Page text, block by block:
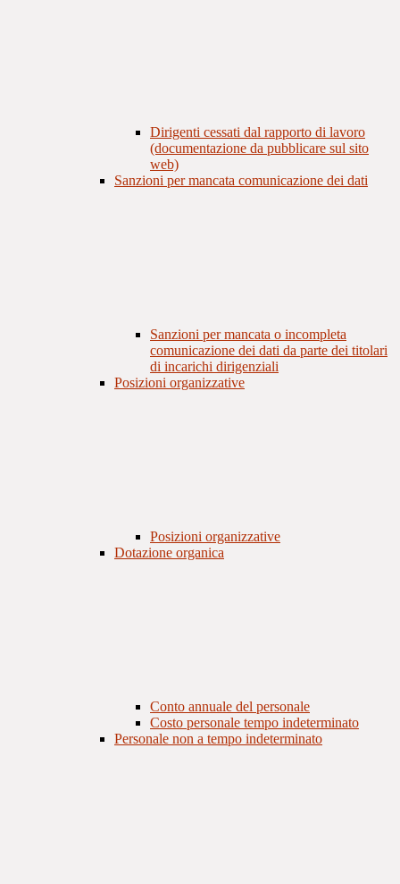
Dirigenti cessati dal rapporto di lavoro
(documentazione da pubblicare sul sito
web)
Sanzioni per mancata comunicazione dei dati
Sanzioni per mancata o incompleta
comunicazione dei dati da parte dei titolari
di incarichi dirigenziali
Posizioni organizzative
Posizioni organizzative
Dotazione organica
Conto annuale del personale
Costo personale tempo indeterminato
Personale non a tempo indeterminato